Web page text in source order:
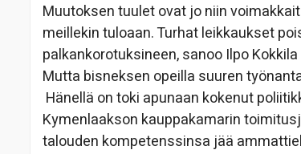
Muutoksen tuulet ovat jo niin
meillekin tuloaan. Turhat leikkaukset
palkankorotuksineen, sanoo Ilpo
Mutta bisneksen opeilla suuren
Hänellä on toki apunaan kokenut
Kymenlaakson kauppakamarin
talouden kompetenssinsa jää